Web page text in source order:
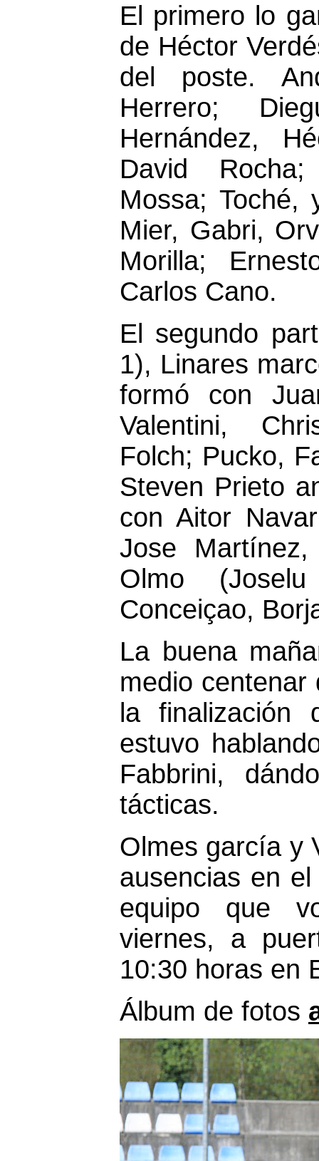
El primero lo
de Héctor
del poste.
Herrero;
Hernández,
David
Mossa; Toché,
Mier, Gabri,
Morilla;
Carlos Cano.
El segundo
1), Linares
formó con
Valentini,
Folch; Pucko,
Steven Prieto
con Aitor
Jose
Olmo
Conceiçao,
La buena
medio centenar
la finalización
estuvo
Fabbrini,
tácticas.
Olmes garcía y
ausencias en
equipo que
viernes, a
10:30 horas en
Álbum de fotos